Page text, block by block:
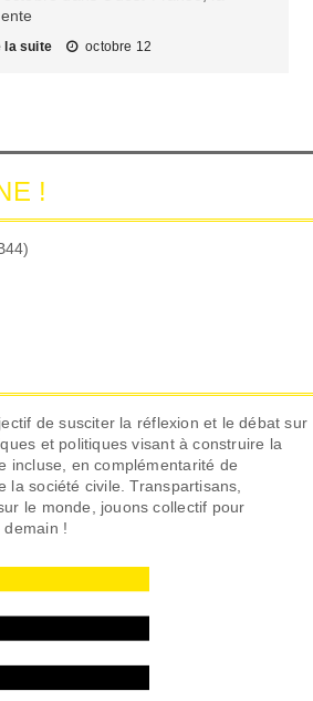
la suite octobre 12
!
de susciter la réflexion et le débat sur
et politiques visant à construire la
incluse, en complémentarité de
la société civile. Transpartisans,
le monde, jouons collectif pour
!